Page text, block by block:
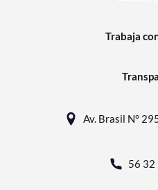
Trabaja
Av. Brasil N°
56